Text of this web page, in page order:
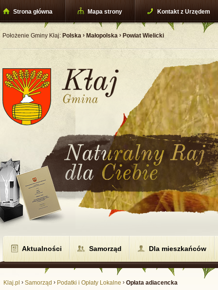
Położenie Gminy Kłaj: Polska › Małopolska › Powiat Wielicki
Strona główna Mapa strony Kontakt z Urzędem
Aktualności Samorząd Dla mieszkańców
Klaj.pl › Samorząd › Podatki i Opłaty Lokalne › Opłata adiacencka